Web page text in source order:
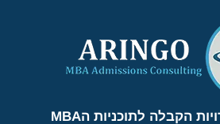
למד על אפשרויות הקבלה לתוכניות הMBA